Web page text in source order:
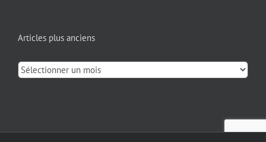
Articles plus anciens
Articles
plus